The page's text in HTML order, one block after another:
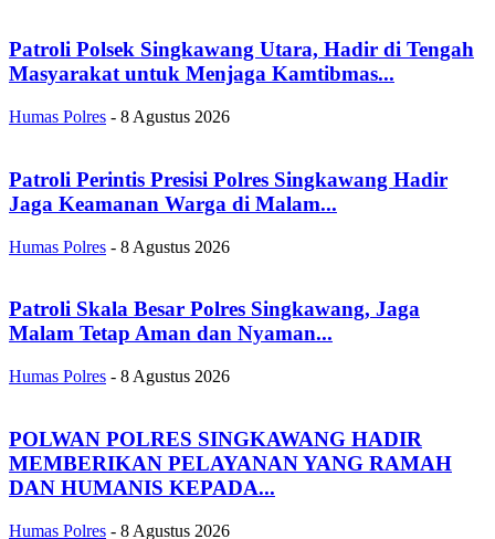
Patroli Polsek Singkawang Utara, Hadir di Tengah
Masyarakat untuk Menjaga Kamtibmas...
Humas Polres - 8 Agustus 2026
Patroli Perintis Presisi Polres Singkawang Hadir
Jaga Keamanan Warga di Malam...
Humas Polres - 8 Agustus 2026
Patroli Skala Besar Polres Singkawang, Jaga
Malam Tetap Aman dan Nyaman...
Humas Polres - 8 Agustus 2026
POLWAN POLRES SINGKAWANG HADIR
MEMBERIKAN PELAYANAN YANG RAMAH
DAN HUMANIS KEPADA...
Humas Polres - 8 Agustus 2026